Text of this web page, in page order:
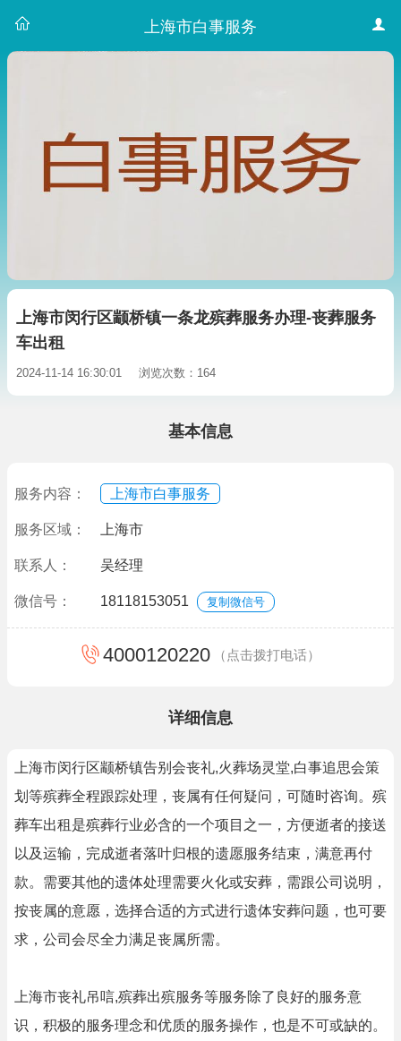
上海市白事服务
上海市闵行区颛桥镇一条龙殡葬服务办理-丧葬服务
车出租
2024-11-14 16:30:01 浏览次数：164
基本信息
服务内容： 上海市白事服务
服务区域： 上海市
联系人： 吴经理
微信号： 18118153051 复制微信号
4000120220 （点击拨打电话）
详细信息
上海市闵行区颛桥镇告别会丧礼,火葬场灵堂,白事追思会策
划等殡葬全程跟踪处理，丧属有任何疑问，可随时咨询。殡
葬车出租是殡葬行业必含的一个项目之一，方便逝者的接送
以及运输，完成逝者落叶归根的遗愿服务结束，满意再付
款。需要其他的遗体处理需要火化或安葬，需跟公司说明，
按丧属的意愿，选择合适的方式进行遗体安葬问题，也可要
求，公司会尽全力满足丧属所需。
上海市丧礼吊唁,殡葬出殡服务等服务除了良好的服务意
识，积极的服务理念和优质的服务操作，也是不可或缺的。